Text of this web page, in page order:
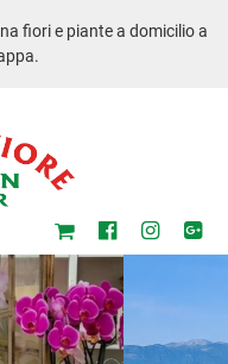
fiori e piante a domicilio a